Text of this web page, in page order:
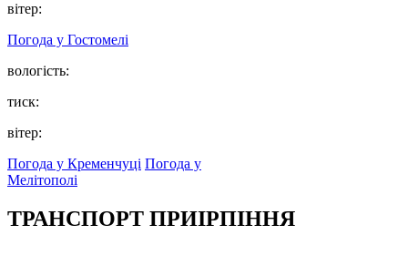
вітер:
Погода у Гостомелі
вологість:
тиск:
вітер:
Погода у Кременчуці Погода у
Мелітополі
ТРАНСПОРТ ПРИІРПІННЯ